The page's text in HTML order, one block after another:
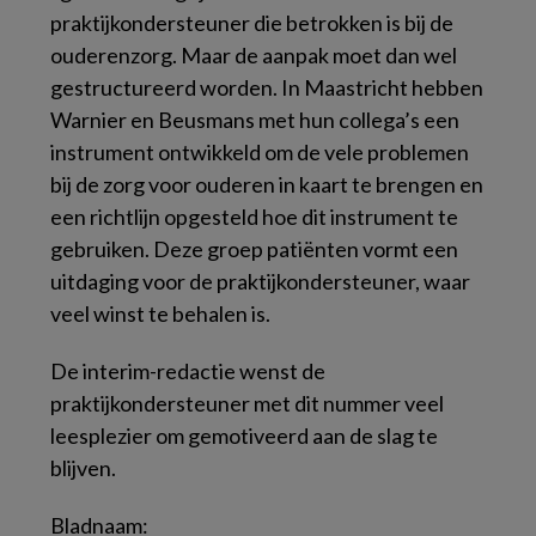
praktijkondersteuner die betrokken is bij de
ouderenzorg. Maar de aanpak moet dan wel
gestructureerd worden. In Maastricht hebben
Warnier en Beusmans met hun collega’s een
instrument ontwikkeld om de vele problemen
bij de zorg voor ouderen in kaart te brengen en
een richtlijn opgesteld hoe dit instrument te
gebruiken. Deze groep patiënten vormt een
uitdaging voor de praktijkondersteuner, waar
veel winst te behalen is.
De interim-redactie wenst de
praktijkondersteuner met dit nummer veel
leesplezier om gemotiveerd aan de slag te
blijven.
Bladnaam: